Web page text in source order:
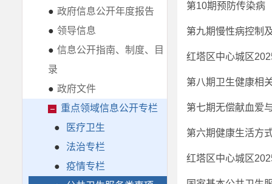
● 政府信息公开年度报告
● 领导信息
● 信息公开指南、制度、目
录
● 政府文件
重点领域信息公开专栏
●
医疗卫生
●
法治专栏
●
疫情专栏
第10期预防传染病
第九期慢性病控制
红塔区中心城区
第八期卫生健康相
第七期无偿献血爱
第六期健康生活方
红塔区中心城区